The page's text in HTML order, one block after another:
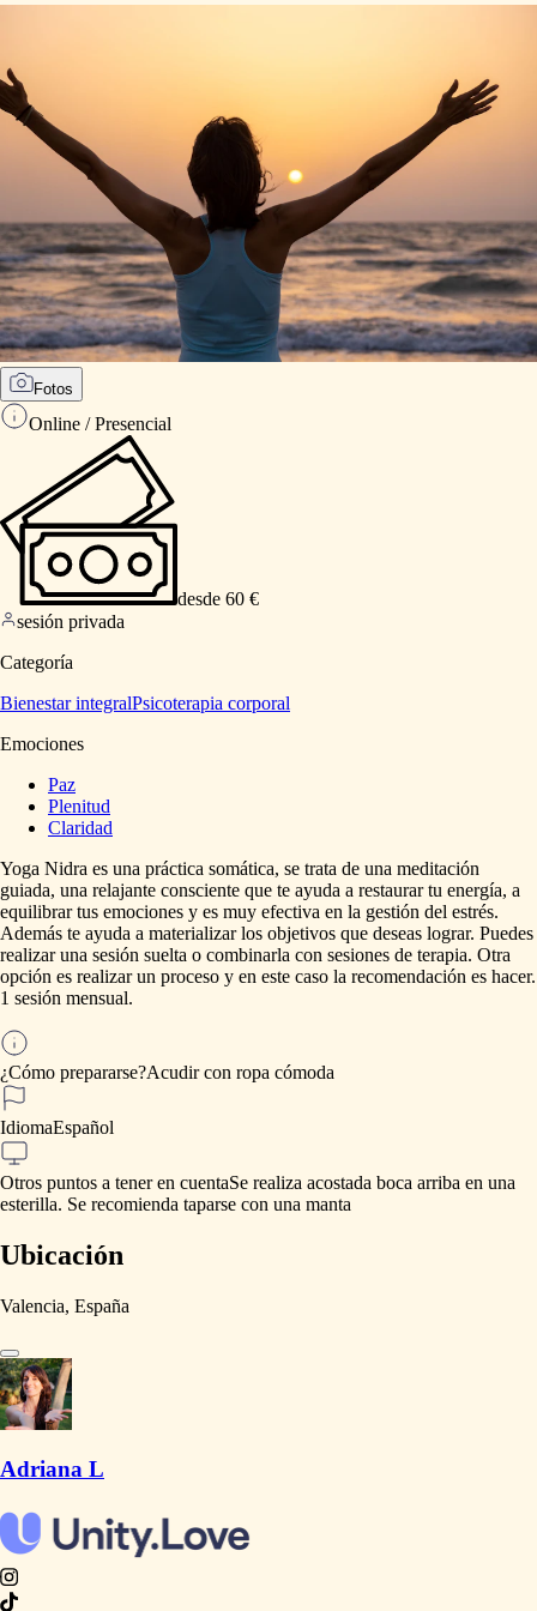
Fotos
Online / Presencial
desde 60 €
sesión privada
Categoría
Bienestar integralPsicoterapia corporal
Emociones
Paz
Plenitud
Claridad
Yoga Nidra es una práctica somática, se trata de una meditación
guiada, una relajante consciente que te ayuda a restaurar tu energía, a
equilibrar tus emociones y es muy efectiva en la gestión del estrés.
Además te ayuda a materializar los objetivos que deseas lograr. Puedes
realizar una sesión suelta o combinarla con sesiones de terapia. Otra
opción es realizar un proceso y en este caso la recomendación es hacer.
1 sesión mensual.
¿Cómo prepararse?Acudir con ropa cómoda
IdiomaEspañol
Otros puntos a tener en cuentaSe realiza acostada boca arriba en una
esterilla. Se recomienda taparse con una manta
Ubicación
Valencia, España
Adriana L